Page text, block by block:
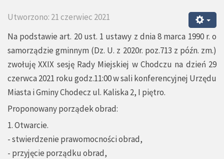
Utworzono: 21 czerwiec 2021
Na podstawie art. 20 ust. 1 ustawy z dnia 8 marca 1990 r. o
samorządzie gminnym (Dz. U. z 2020r. poz.713 z późn. zm.)
zwołuję XXIX sesję Rady Miejskiej w Chodczu na dzień 29
czerwca 2021 roku godz.11:00 w sali konferencyjnej Urzędu
Miasta i Gminy Chodecz ul. Kaliska 2, I piętro.
Proponowany porządek obrad:
1. Otwarcie.
- stwierdzenie prawomocności obrad,
- przyjęcie porządku obrad,